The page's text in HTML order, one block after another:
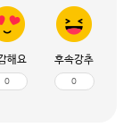
해요
0
후속강추
0